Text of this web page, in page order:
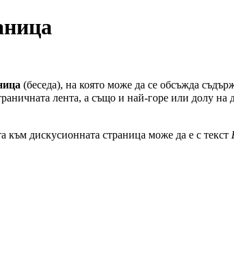
(беседа), на която може да се обсъжда
лента, а също и най-горе или долу на
към дискусионната страница може да е с текст